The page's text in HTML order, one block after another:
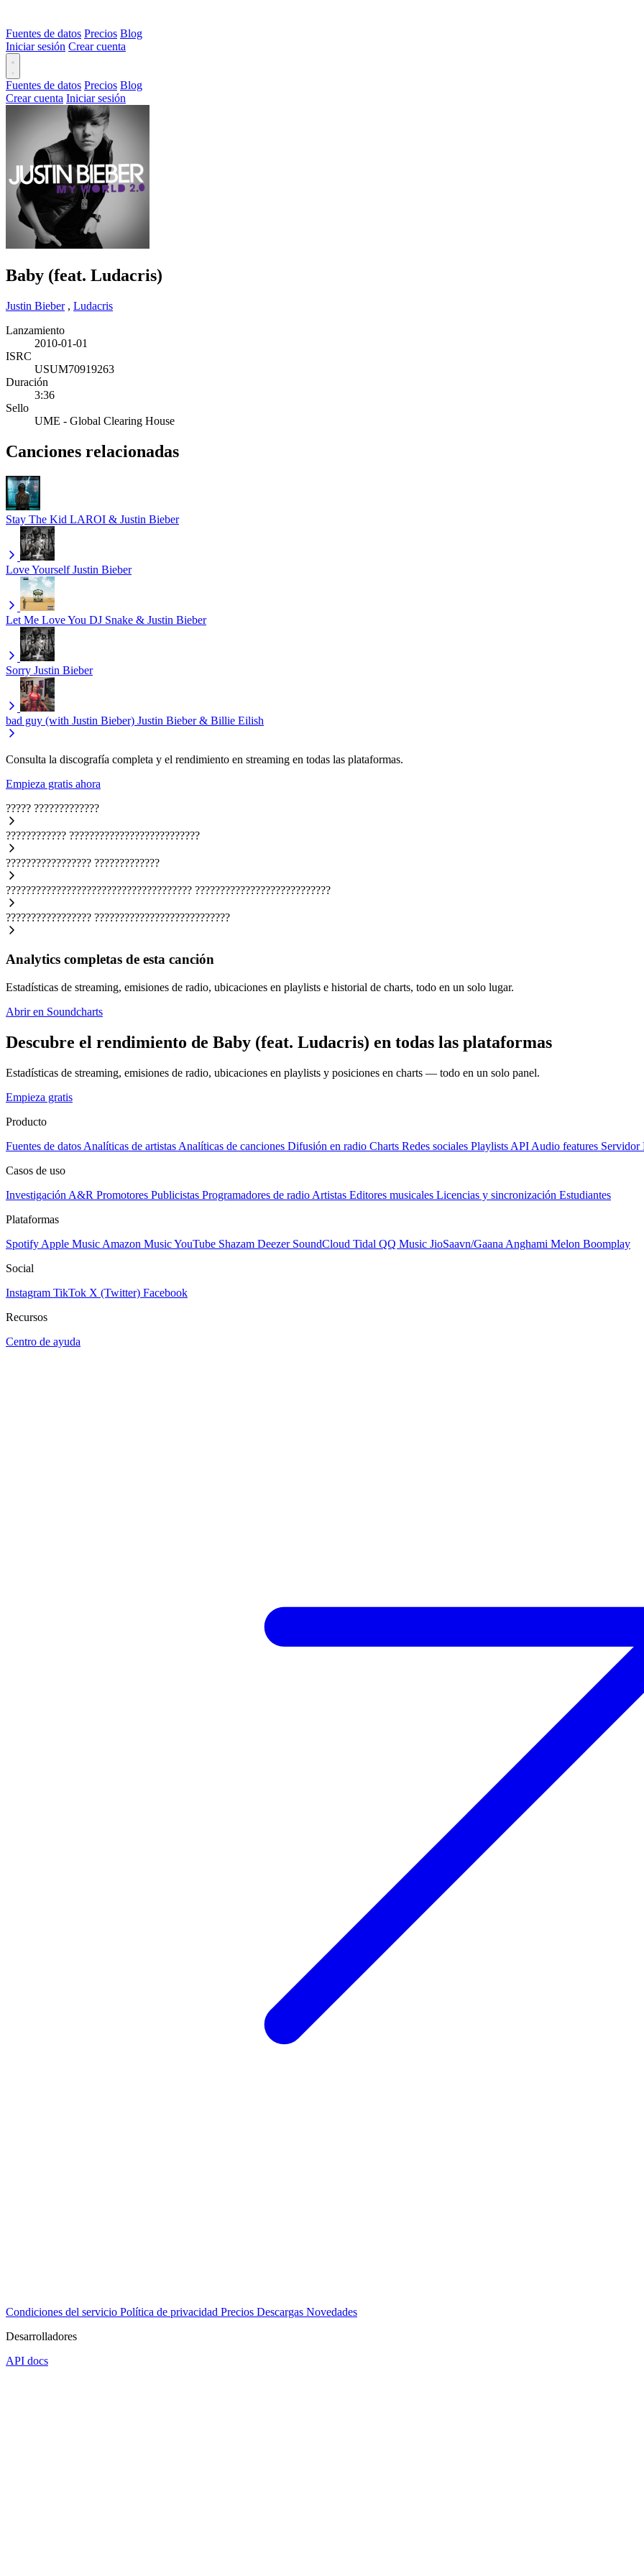
Fuentes de datos Precios Blog
Iniciar sesión Crear cuenta
Fuentes de datos Precios Blog
Crear cuenta Iniciar sesión
Baby (feat. Ludacris)
Justin Bieber, Ludacris
Lanzamiento
2010-01-01
ISRC
USUM70919263
Duración
3:36
Sello
UME - Global Clearing House
Canciones relacionadas
Stay The Kid LAROI & Justin Bieber
Love Yourself Justin Bieber
Let Me Love You DJ Snake & Justin Bieber
Sorry Justin Bieber
bad guy (with Justin Bieber) Justin Bieber & Billie Eilish
Consulta la discografía completa y el rendimiento en streaming en todas las plataformas.
Empieza gratis ahora
????? ?????????????
???????????? ??????????????????????????
????????????????? ?????????????
????????????????????????????????????? ???????????????????????????
????????????????? ???????????????????????????
Analytics completas de esta canción
Estadísticas de streaming, emisiones de radio, ubicaciones en playlists e historial de charts, todo en un solo lugar.
Abrir en Soundcharts
Descubre el rendimiento de Baby (feat. Ludacris) en todas las plataformas
Estadísticas de streaming, emisiones de radio, ubicaciones en playlists y posiciones en charts — todo en un solo panel.
Empieza gratis
Producto
Fuentes de datos Analíticas de artistas Analíticas de canciones Difusión en radio Charts Redes sociales Playlists API Audio features Servidor
Casos de uso
Investigación A&R Promotores Publicistas Programadores de radio Artistas Editores musicales Licencias y sincronización Estudiantes
Plataformas
Spotify Apple Music Amazon MusicYouTube Shazam Deezer SoundCloud Tidal QQ Music JioSaavn/Gaana Anghami Melon Boomplay
Social
Instagram TikTok X (Twitter) Facebook
Recursos
Centro de ayuda
Condiciones del servicio Política de privacidad Precios Descargas Novedades
Desarrolladores
API docs